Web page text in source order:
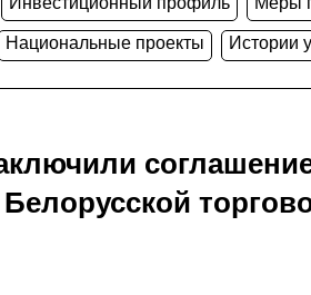
Национальные проекты Истории